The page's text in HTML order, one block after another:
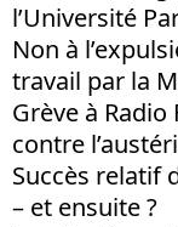
l’Université
Non à
travail par la
Grève à
contre
Succès relatif
– et ensuite ?